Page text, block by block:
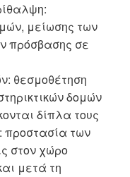
μείωσης των
πρόσβασης σε
θεσμοθέτηση
δομών
δίπλα τους
προστασία των
στον χώρο
μετά τη